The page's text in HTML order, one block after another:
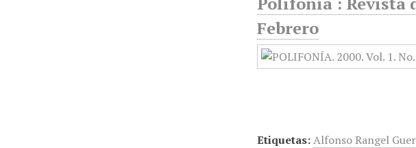
Febrero
Etiquetas:Alfonso Rangel